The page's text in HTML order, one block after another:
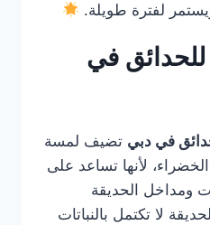
لفترة طويلة.
في
في دبي تضيف لمسة
لأنها تساعد على
ومداخل الحديقة
لا تكتمل بالنباتات